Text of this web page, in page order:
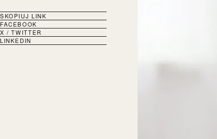
SKOPIUJ LINK
FACEBOOK
X / TWITTER
LINKEDIN